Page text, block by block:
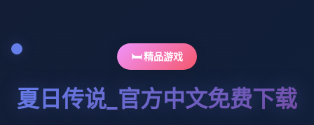
🛏️ 精品游戏
夏日传说_官方中文免费下载